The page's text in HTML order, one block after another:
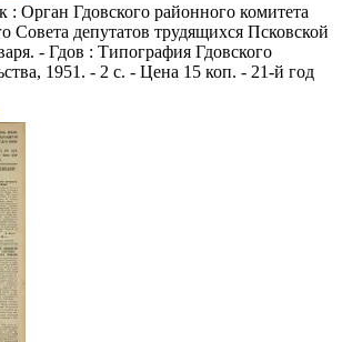
: Орган Гдовского районного комитета
депутатов трудящихся Псковской
- Гдов : Типография Гдовского
1951. - 2 с. - Цена 15 коп. - 21-й год